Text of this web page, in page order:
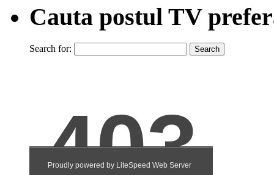
Cauta postul TV
Search for: